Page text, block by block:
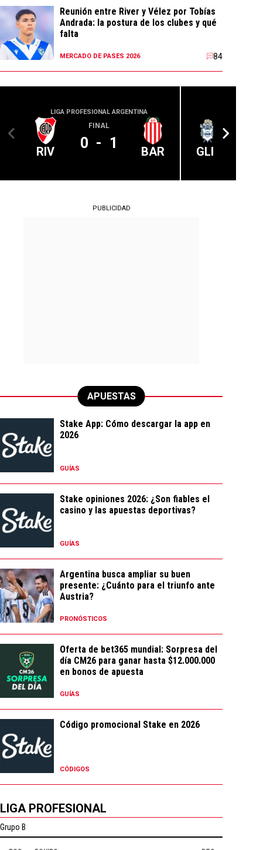
Reunión entre River y Vélez por Tobías
Andrada: la postura de los clubes y qué
falta
MERCADO DE PASES 2026 84
LIGA PROFESIONAL ARGENTINA
RIV
FINAL
0 - 1 BAR GLP
PUBLICIDAD
APUESTAS
Stake App: Cómo descargar la app en
2026
GUÍAS
Stake opiniones 2026: ¿Son fiables el
casino y las apuestas deportivas?
GUÍAS
Argentina busca ampliar su buen
presente: ¿Cuánto para el triunfo ante
Austria?
PRONÓSTICOS
Oferta de bet365 mundial: Sorpresa del
día CM26 para ganar hasta $12.000.000
en bonos de apuesta
GUÍAS
Código promocional Stake en 2026
CÓDIGOS
LIGA PROFESIONAL